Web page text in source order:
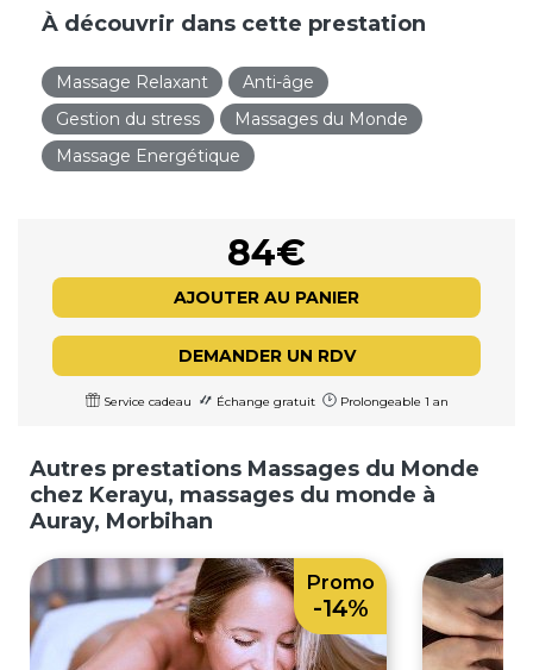
À découvrir dans cette prestation
Massage Relaxant
Anti-âge
Gestion du stress
Massages du Monde
Massage Energétique
84€
AJOUTER AU PANIER
DEMANDER UN RDV
Service cadeau Échange gratuit Prolongeable 1 an
Autres prestations Massages du Monde
chez Kerayu, massages du monde à
Auray, Morbihan
Promo
-14%